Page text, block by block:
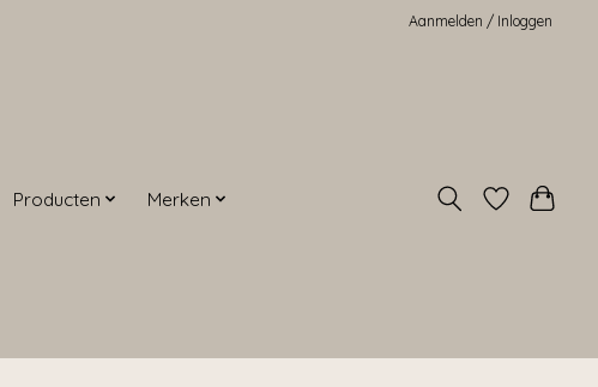
Aanmelden / Inloggen
Producten Merken